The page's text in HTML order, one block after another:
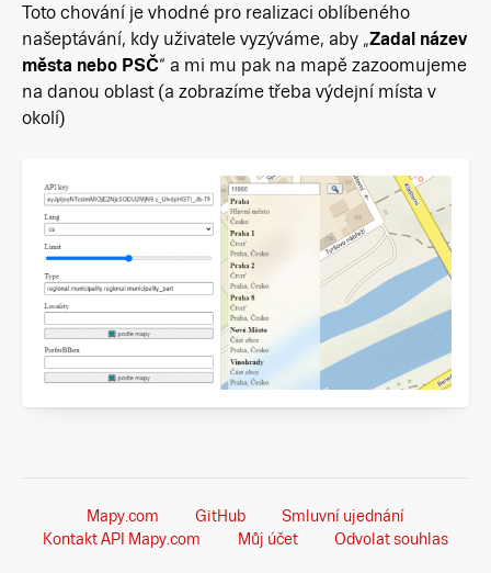
Toto chování je vhodné pro realizaci oblíbeného
našeptávání, kdy uživatele vyzýváme, aby „Zadal název
města nebo PSČ“ a mi mu pak na mapě zazoomujeme
na danou oblast (a zobrazíme třeba výdejní místa v
okolí)
Mapy.com GitHub
Smluvní ujednání
Kontakt API Mapy.com
Můj účet Odvolat souhlas